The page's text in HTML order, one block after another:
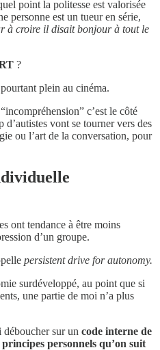
point la politesse est valorisée
personne est un tueur en série,
à croire il disait bonjour à tout le
?
plein au cinéma.
c’est le côté
vont se tourner vers des
ou l’art de la conversation, pour
ont tendance à être moins
d’un groupe.
persistent drive for autonomy.
surdéveloppé, au point que si
une partie de moi n’a plus
déboucher sur un code interne de
principes personnels qu’on suit